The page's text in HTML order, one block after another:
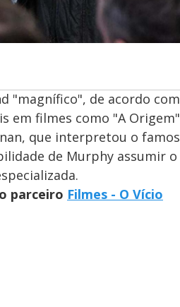
"magnífico", de acordo
em filmes como "A
que interpretou o
de Murphy assumir
parceiro Filmes - O Vício